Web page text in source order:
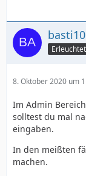
8. Oktober 2020 um
Im Admin
solltest du mal
eingaben.
In den meißten
machen.